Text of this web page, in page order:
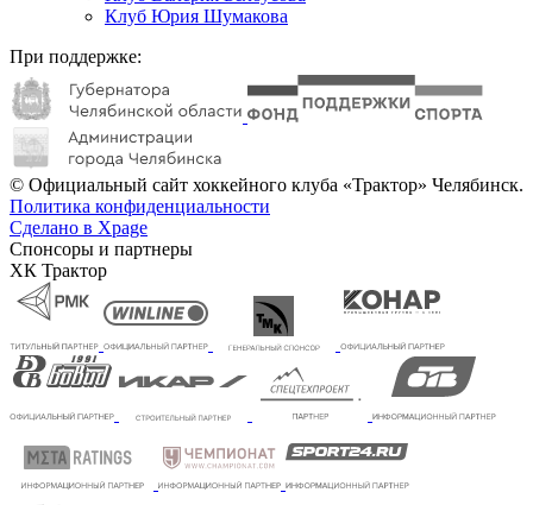
Клуб Юрия Шумакова
При поддержке:
© Официальный сайт хоккейного клуба «Трактор» Челябинск.
Политика конфиденциальности
Сделано в Xpage
Спонсоры и партнеры
ХК Трактор